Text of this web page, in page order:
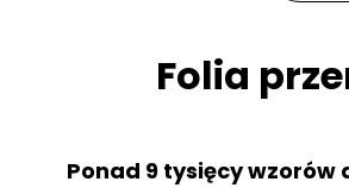
Folia
Ponad 9 tysięcy wzorów